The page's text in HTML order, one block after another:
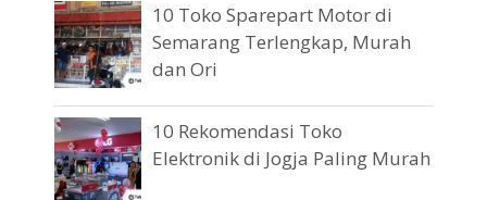
10 Toko Sparepart Motor di
Semarang Terlengkap, Murah
dan Ori
10 Rekomendasi Toko
Elektronik di Jogja Paling Murah